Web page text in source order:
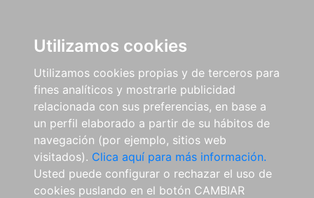
Utilizamos cookies
Utilizamos cookies propias y de terceros para
fines analíticos y mostrarle publicidad
relacionada con sus preferencias, en base a
un perfil elaborado a partir de su hábitos de
navegación (por ejemplo, sitios web
visitados). Clica aquí para más información.
Usted puede configurar o rechazar el uso de
cookies puslando en el botón CAMBIAR